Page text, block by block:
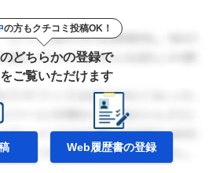
の方もクチコミ投稿OK！
どちらかの登録で
ご覧いただけます
Web履歴書の登録